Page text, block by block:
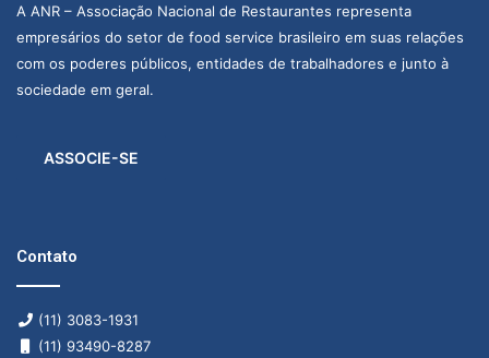
A ANR – Associação Nacional de Restaurantes representa
empresários do setor de food service brasileiro em suas relações
com os poderes públicos, entidades de trabalhadores e junto à
sociedade em geral.
ASSOCIE-SE
Contato
(11) 3083-1931
(11) 93490-8287